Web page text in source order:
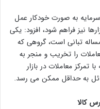
سرمایه به صورت خودکار عمل
نیز فراهم شود، افزود: یکی
تبانی است، گروهی که
را تخریب و منجر به
تمرکز معاملات در بازار
به حداقل ممکن می رسد.
کالا